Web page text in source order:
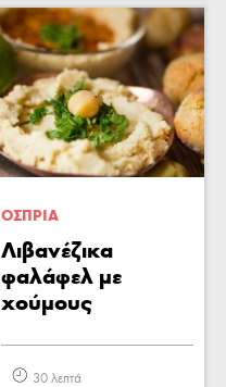
ΟΣΠΡΙΑ
Λιβανέζικα
φαλάφελ με
χούμους
30 λεπτά